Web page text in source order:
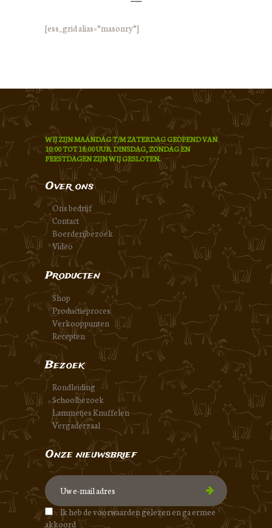
[ess_grid alias=”masonry”]
WIJ ZIJN MAANDAG T/M ZATERDAG GEOPEND VAN
10:00 TOT 18:00 UUR. DINSDAG, ZONDAG EN
FEESTDAGEN ZIJN WIJ GESLOTEN.
Over ons
Ons bedrijf
Contact
Boerderijbezoek
Video
Producten
Shop
Productieproces
Verkooppunten
Recepten
Bezoek
Rondleiding
Schoolbezoek
Lammetjes Knuffelen
Vergaderzaal
Onze nieuwsbrief
Ik heb de voorwaarden gelezen en ga ermee
akkoord